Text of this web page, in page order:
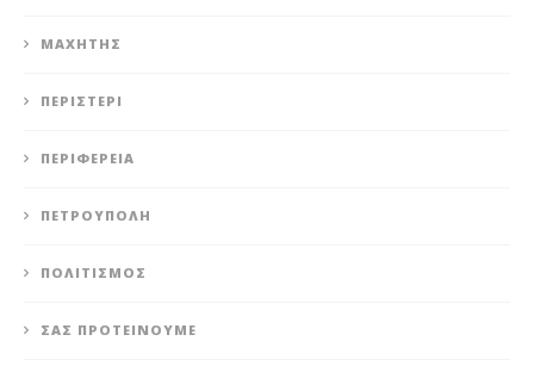
ΜΑΧΗΤΗΣ
ΠΕΡΙΣΤΈΡΙ
ΠΕΡΙΦΈΡΕΙΑ
ΠΕΤΡΟΎΠΟΛΗ
ΠΟΛΙΤΙΣΜΌΣ
ΣΑΣ ΠΡΟΤΕΊΝΟΥΜΕ